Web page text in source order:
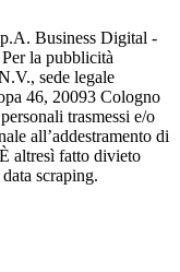
Business Digital -
la pubblicità
sede legale
46, 20093 Cologno
trasmessi e/o
all’addestramento di
altresì fatto divieto
scraping.